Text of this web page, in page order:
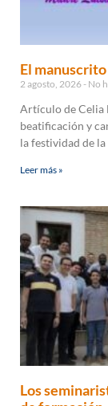
El
2 agosto, 2026 No
Artículo de Celia
beatificación y
la festividad de la
Leer más »
Los